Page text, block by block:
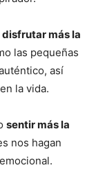
disfrutar más la
las pequeñas
así
la vida.
sentir más la
nos hagan